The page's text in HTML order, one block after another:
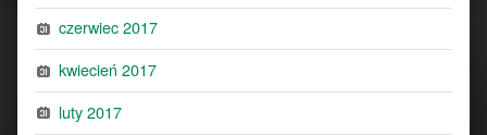
czerwiec 2017
kwiecień 2017
luty 2017